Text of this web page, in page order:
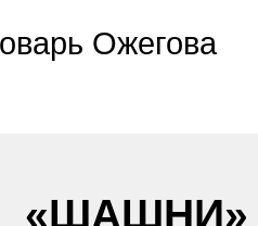
«ШАШНИ»
Ожегова